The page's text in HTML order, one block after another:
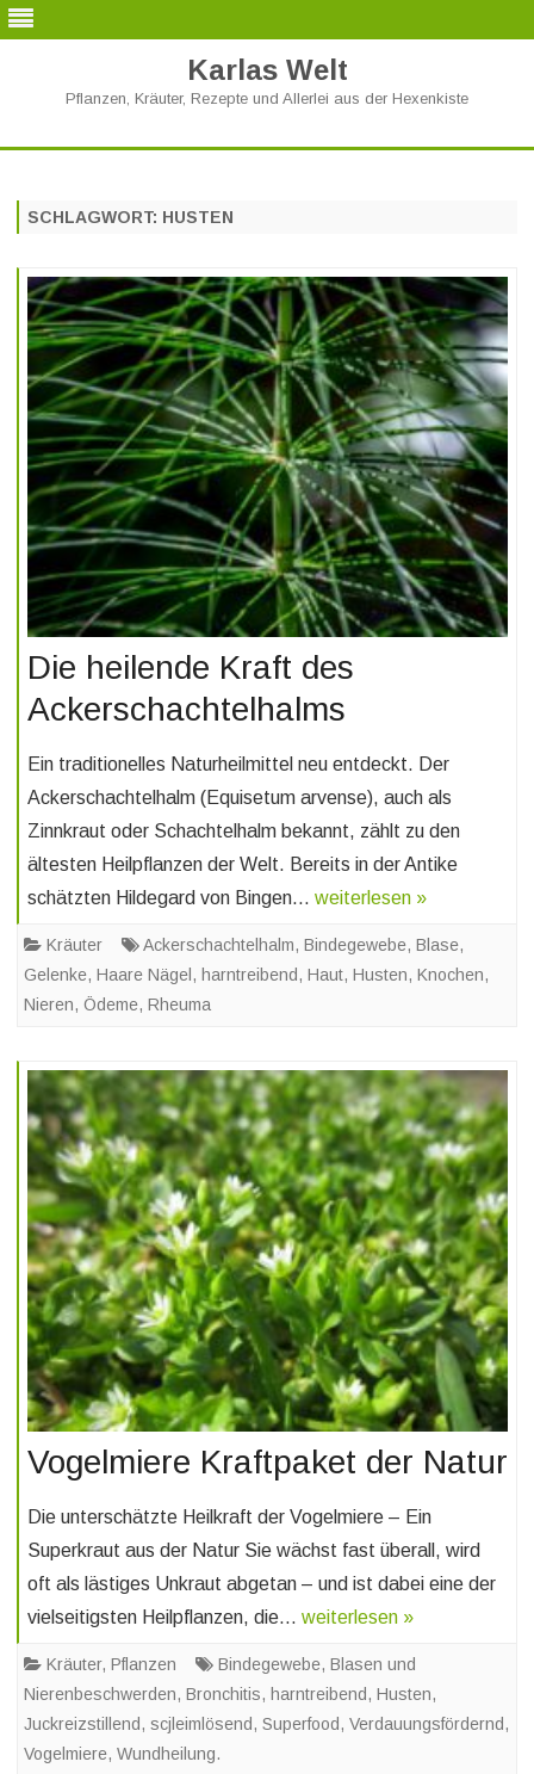
Karlas Welt
Pflanzen, Kräuter, Rezepte und Allerlei aus der Hexenkiste
SCHLAGWORT: HUSTEN
Die heilende Kraft des
Ackerschachtelhalms
Ein traditionelles Naturheilmittel neu entdeckt. Der
Ackerschachtelhalm (Equisetum arvense), auch als
Zinnkraut oder Schachtelhalm bekannt, zählt zu den
ältesten Heilpflanzen der Welt. Bereits in der Antike
schätzten Hildegard von Bingen… weiterlesen »
Kräuter Ackerschachtelhalm, Bindegewebe, Blase,
Gelenke, Haare Nägel , harntreibend, Haut, Husten, Knochen,
Nieren, Ödeme, Rheuma
Vogelmiere Kraftpaket der Natur
Die unterschätzte Heilkraft der Vogelmiere – Ein
Superkraut aus der Natur Sie wächst fast überall, wird
oft als lästiges Unkraut abgetan – und ist dabei eine der
vielseitigsten Heilpflanzen, die… weiterlesen »
Kräuter, Pflanzen Bindegewebe, Blasen und
Nierenbeschwerden, Bronchitis, harntreibend, Husten,
Juckreizstillend, scjleimlösend, Superfood, Verdauungsfördernd,
Vogelmiere, Wundheilung.